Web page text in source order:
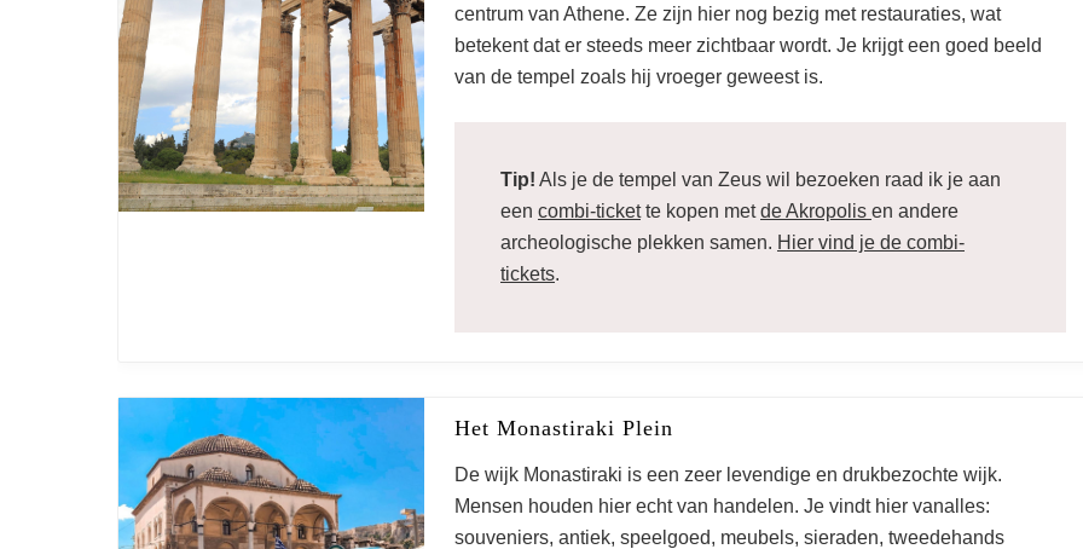
Top
centrum van Athene. Ze zijn hier nog bezig met restauraties, wat
betekent dat er steeds meer zichtbaar wordt. Je krijgt een goed beeld
van de tempel zoals hij vroeger geweest is.
Tip! Als je de tempel van Zeus wil bezoeken raad ik je aan
een combi-tickette kopen metde Akropolis en andere
archeologische plekken samen. Hier vind je de combi-
tickets.
Het Monastiraki Plein
De wijk Monastiraki is een zeer levendige en drukbezochte wijk.
Mensen houden hier echt van handelen. Je vindt hier vanalles:
souveniers, antiek, speelgoed, meubels, sieraden, tweedehands